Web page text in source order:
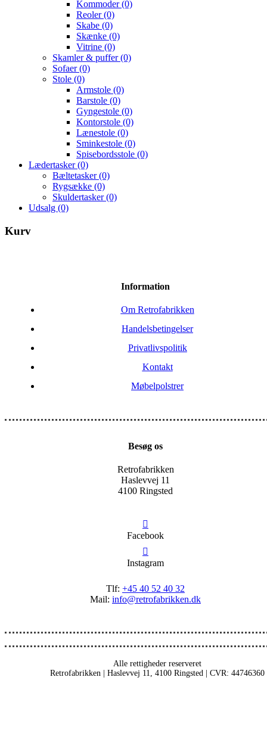
Kommoder(0)
Reoler(0)
Skabe (0)
Skænke (0)
Vitrine (0)
Skamler & puffer(0)
Sofaer(0)
Stole (0)
Armstole (0)
Barstole (0)
Gyngestole (0)
Kontorstole (0)
Lænestole (0)
Sminkestole (0)
Spisebordsstole (0)
Lædertasker(0)
Bæltetasker(0)
Rygsække (0)
Skuldertasker(0)
Udsalg (0)
Kurv
Information
Om Retrofabrikken
Handelsbetingelser
Privatlivspolitik
Kontakt
Møbelpolstrer
Besøg os
Retrofabrikken
Haslevvej 11
4100 Ringsted
Facebook
Instagram
Tlf: +45 40 52 40 32
Mail: info@retrofabrikken.dk
Alle rettigheder reserveret
Retrofabrikken | Haslevvej 11, 4100 Ringsted | CVR: 44746360